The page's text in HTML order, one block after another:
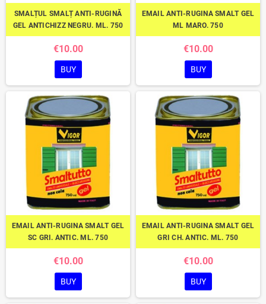
SMALȚUL SMALȚ ANTI-RUGINĂ
GEL ANTICHIZZ NEGRU. ML. 750
€10.00
BUY
EMAIL ANTI-RUGINA SMALT GEL
ML MARO. 750
€10.00
BUY
EMAIL ANTI-RUGINA SMALT GEL
SC GRI. ANTIC. ML. 750
€10.00
BUY
EMAIL ANTI-RUGINA SMALT GEL
GRI CH. ANTIC. ML. 750
€10.00
BUY